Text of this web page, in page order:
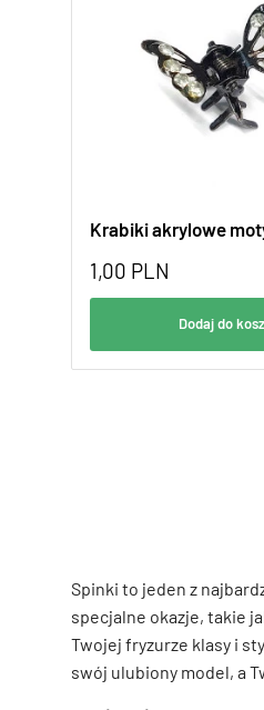
Krabiki akrylowe
1,00 PLN
Dodaj do
Spinki to jeden z
specjalne okazje, takie
Twojej fryzurze klasy i
swój ulubiony model, a